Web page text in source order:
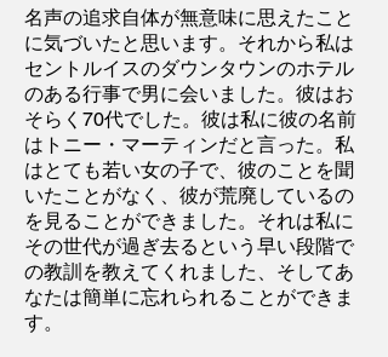
名声の追求自体が無意味に思えたこと
に気づいたと思います。それから私は
セントルイスのダウンタウンのホテル
のある行事で男に会いました。彼はお
そらく70代でした。彼は私に彼の名前
はトニー・マーティンだと言った。私
はとても若い女の子で、彼のことを聞
いたことがなく、彼が荒廃しているの
を見ることができました。それは私に
その世代が過ぎ去るという早い段階で
の教訓を教えてくれました、そしてあ
なたは簡単に忘れられることができま
す。